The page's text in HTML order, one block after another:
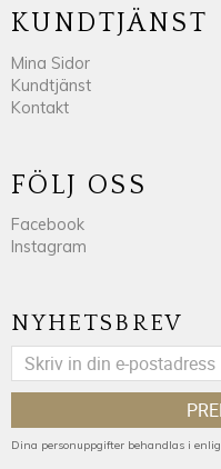
KUNDTJÄNST
Mina Sidor
Kundtjänst
Kontakt
FÖLJ OSS
Facebook
Instagram
NYHETSBREV
Dina personuppgifter behandlas i